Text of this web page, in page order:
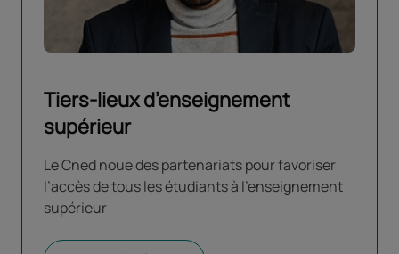
Tiers-lieux d’enseignement
supérieur
Le Cned noue des partenariats pour favoriser
l’accès de tous les étudiants à l’enseignement
supérieur